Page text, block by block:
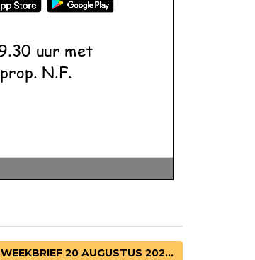
WEEKBRIEF 20 AUGUSTUS 202...